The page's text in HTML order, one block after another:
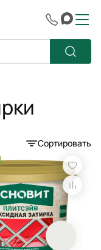
Сортировать